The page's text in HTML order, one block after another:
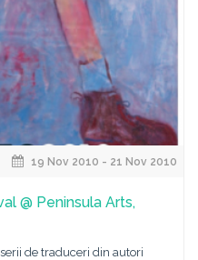
19 Nov 2010 - 21 Nov 2010
@ Peninsula Arts,
de traduceri din autori